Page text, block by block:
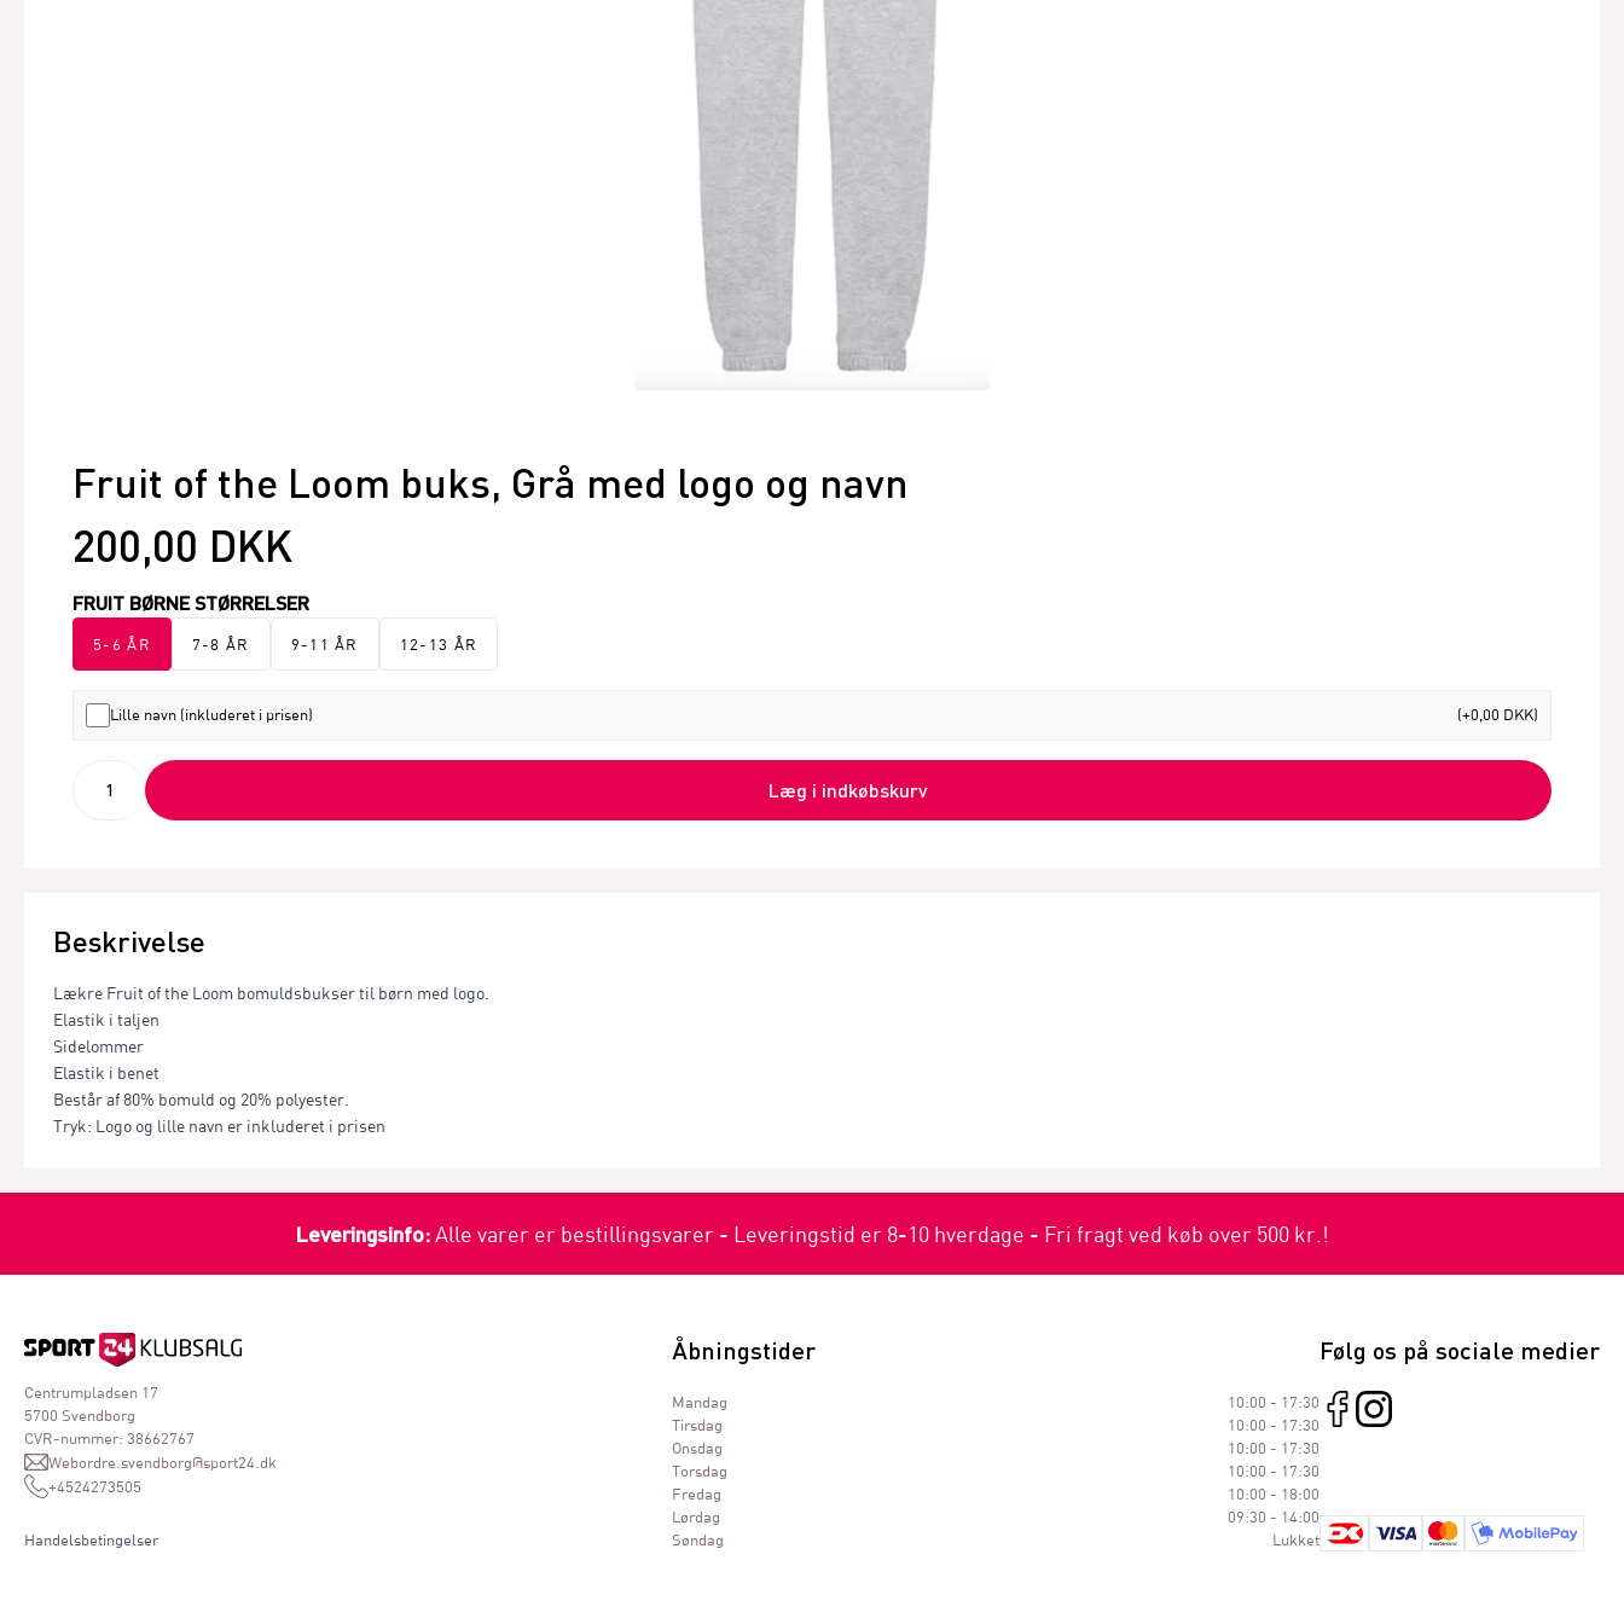
Fruit of the Loom buks, Grå med logo og navn
200,00 DKK
FRUIT BØRNE STØRRELSER
5-6 ÅR 7-8 ÅR 9-11 ÅR 12-13 ÅR
Lille navn (inkluderet i prisen) (+0,00 DKK)
Læg i indkøbskurv
Beskrivelse
Lækre Fruit of the Loom bomuldsbukser til børn med logo.
Elastik i taljen
Sidelommer
Elastik i benet
Består af 80% bomuld og 20% polyester.
Tryk: Logo og lille navn er inkluderet i prisen
Leveringsinfo:Alle varer er bestillingsvarer - Leveringstid er 8-10 hverdage - Fri fragt ved køb over 500 kr.!
Centrumpladsen 17
5700 Svendborg
CVR-nummer: 38662767
Webordre.svendborg@sport24.dk
+4524273505
Handelsbetingelser
Åbningstider
Mandag
10:00 - 17:30
Tirsdag
10:00 - 17:30
Onsdag
10:00 - 17:30
Torsdag
10:00 - 17:30
Fredag
10:00 - 18:00
Lørdag
09:30 - 14:00
Søndag
Lukket
Følg os på sociale medier